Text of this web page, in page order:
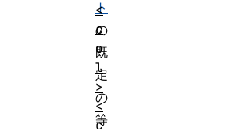
ト
の
既
定
の
等
<
c
o
l
>
<
c